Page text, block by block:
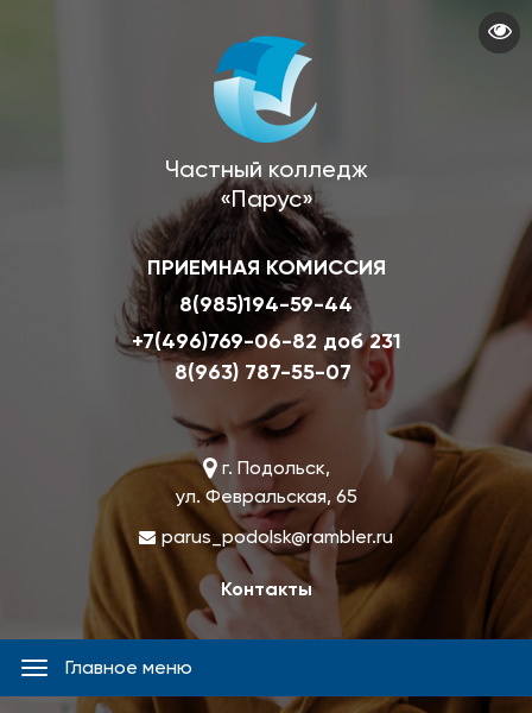
Частный колледж
«Парус»
ПРИЕМНАЯ КОМИССИЯ
8(985)194-59-44
+7(496)769-06-82 доб 231
8(963) 787-55-07
г. Подольск,
ул. Февральская, 65
parus_podolsk@rambler.ru
Контакты
Главное
меню
Главное меню